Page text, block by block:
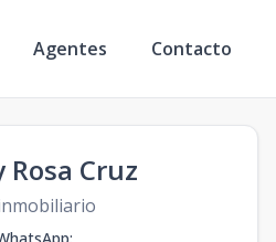
Agentes Contacto
Rosa Cruz